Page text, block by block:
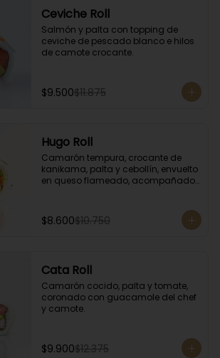
Ceviche Roll
Salmón y palta con topping de
ceviche de pescado blanco e hilos
de camote crocante.
$9.500$11.875
Hugo Roll
Camarón tempura, crocante de
kanikama, palta y cebollín, envuelto
en queso flameado, acompañado
$8.600$10.750
Cata Roll
Camarón cocido, palta y tomate,
coronado con guacamole del chef
y camote.
$9.900$12.375